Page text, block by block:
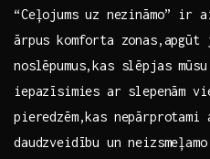
‌“Ceļojums ⁤uz nezināmo” ir
ārpus komforta
noslēpumus,kas​ slēpjas
iepazīsimies ar ​slepenām
pieredzēm,kas nepārprotami
daudzveidību un